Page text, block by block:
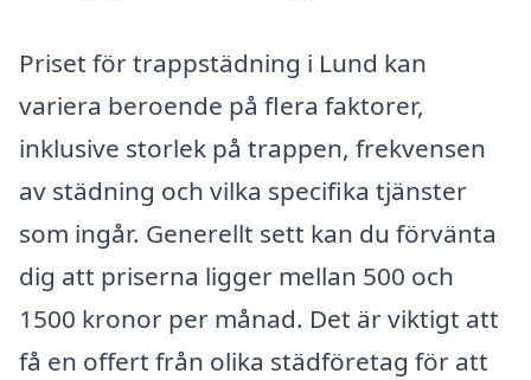
Priset för trappstädning i Lund kan
variera beroende på flera faktorer,
inklusive storlek på trappen, frekvensen
av städning och vilka specifika tjänster
som ingår. Generellt sett kan du förvänta
dig att priserna ligger mellan 500 och
1500 kronor per månad. Det är viktigt att
få en offert från olika städföretag för att